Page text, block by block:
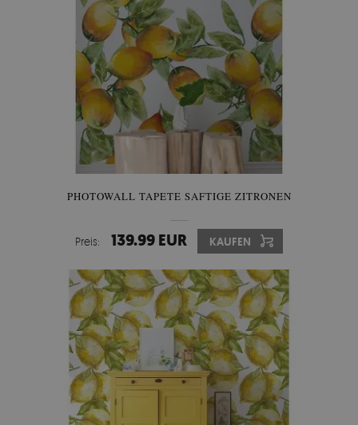
PHOTOWALL TAPETE SAFTIGE ZITRONEN
Preis: 139.99 EUR KAUFEN